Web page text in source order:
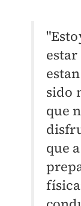
sido
que
que